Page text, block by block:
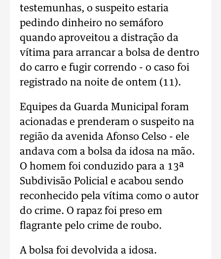
testemunhas, o suspeito estaria
pedindo dinheiro no semáforo
quando aproveitou a distração da
vítima para arrancar a bolsa de dentro
do carro e fugir correndo - o caso foi
registrado na noite de ontem (11).
Equipes da Guarda Municipal foram
acionadas e prenderam o suspeito na
região da avenida Afonso Celso - ele
andava com a bolsa da idosa na mão.
O homem foi conduzido para a 13ª
Subdivisão Policial e acabou sendo
reconhecido pela vítima como o autor
do crime. O rapaz foi preso em
flagrante pelo crime de roubo.
A bolsa foi devolvida a idosa.